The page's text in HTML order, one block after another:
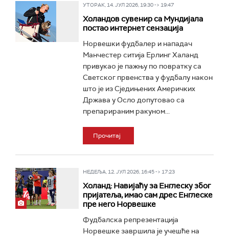
УТОРАК, 14. ЈУЛ 2026, 19:30 -> 19:47
Холандов сувенир са Мундијала
постао интернет сензација
Норвешки фудбалер и нападач
Манчестер ситија Ерлинг Халанд
привукао је пажњу по повратку са
Светског првенства у фудбалу након
што је из Сједињених Америчких
Држава у Осло допутовао са
препарираним ракуном...
Прочитај
НЕДЕЉА, 12. ЈУЛ 2026, 16:45 -> 17:23
Холанд: Навијаћу за Енглеску због
пријатеља, имао сам дрес Енглеске
пре него Норвешке
Фудбалска репрезентација
Норвешке завршила је учешће на